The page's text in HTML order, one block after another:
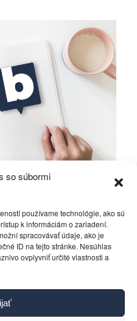
so súbormi
používame technológie, ako sú
k informáciám o zariadení.
spracovávať údaje, ako je
ID na tejto stránke. Nesúhlas
ovplyvniť určité vlastnosti a
prežitie